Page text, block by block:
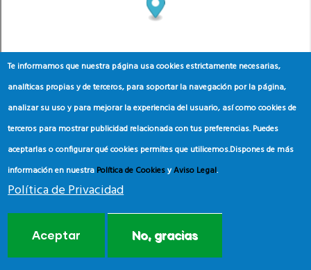
Te informamos que nuestra página usa cookies estrictamente necesarias,
analíticas propias y de terceros, para soportar la navegación por la página,
analizar su uso y para mejorar la experiencia del usuario, así como cookies de
terceros para mostrar publicidad relacionada con tus preferencias. Puedes
aceptarlas o configurar qué cookies permites que utilicemos.Dispones de más
información en nuestra Política de CookiesyAviso Legal.
Política de Privacidad
Aceptar No, gracias